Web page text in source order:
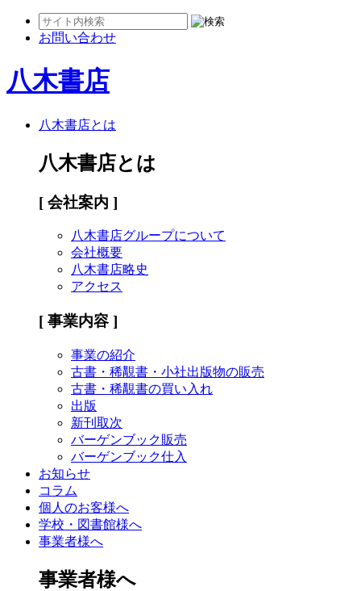
お問い合わせ
八木書店
八木書店とは
八木書店とは
[ 会社案内 ]
八木書店グループについて
会社概要
八木書店略史
アクセス
[ 事業内容 ]
事業の紹介
古書・稀覯書・小社出版物の販売
古書・稀覯書の買い入れ
出版
新刊取次
バーゲンブック販売
バーゲンブック仕入
お知らせ
コラム
個人のお客様へ
学校・図書館様へ
事業者様へ
事業者様へ